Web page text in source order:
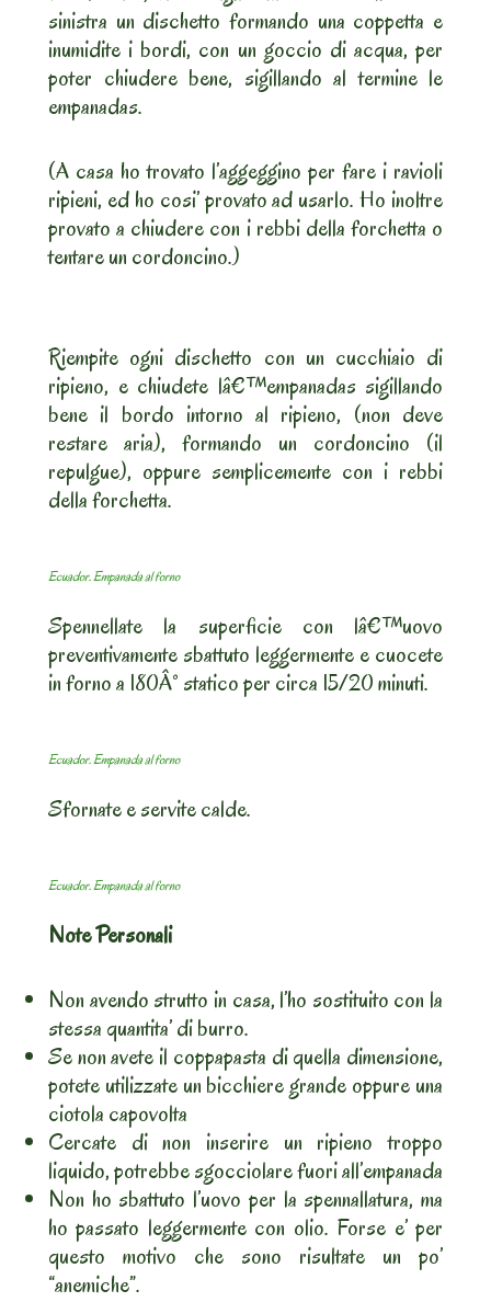
sinistra un dischetto formando una coppetta e
inumidite i bordi, con un goccio di acqua, per
poter chiudere bene, sigillando al termine le
empanadas.
(A casa ho trovato l’aggeggino per fare i ravioli
ripieni, ed ho cosi’ provato ad usarlo. Ho inoltre
provato a chiudere con i rebbi della forchetta o
tentare un cordoncino.)
Riempite ogni dischetto con un cucchiaio di
ripieno, e chiudete lâ€™empanadas sigillando
bene il bordo intorno al ripieno, (non deve
restare aria), formando un cordoncino (il
repulgue), oppure semplicemente con i rebbi
della forchetta.
Ecuador. Empanada al forno
Spennellate la superficie con lâ€™uovo
preventivamente sbattuto leggermente e cuocete
in forno a 180Â° statico per circa 15/20 minuti.
Ecuador. Empanada al forno
Sfornate e servite calde.
Ecuador. Empanada al forno
Note Personali
Non avendo strutto in casa, l’ho sostituito con la
stessa quantita’ di burro.
Se non avete il coppapasta di quella dimensione,
potete utilizzate un bicchiere grande oppure una
ciotola capovolta
Cercate di non inserire un ripieno troppo
liquido, potrebbe sgocciolare fuori all’empanada
Non ho sbattuto l’uovo per la spennallatura, ma
ho passato leggermente con olio. Forse e’ per
questo motivo che sono risultate un po’
“anemiche”.